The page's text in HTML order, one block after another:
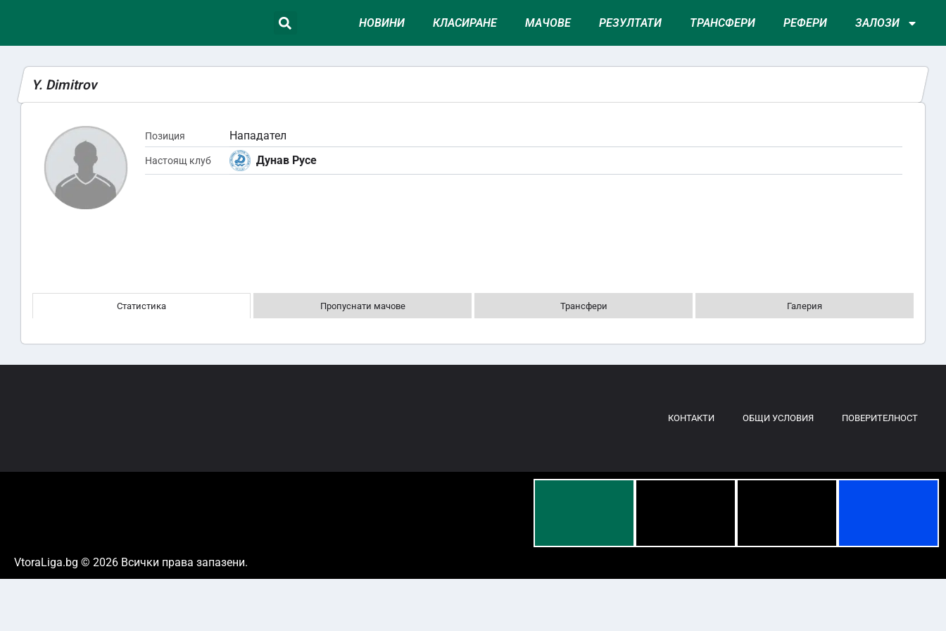
НОВИНИ КЛАСИРАНЕ МАЧОВЕ РЕЗУЛТАТИ ТРАНСФЕРИ РЕФЕРИ ЗАЛОЗИ
Y. Dimitrov
Позиция Нападател
Настоящ клуб Дунав Русе
Статистика Пропуснати мачове Трансфери Галерия
КОНТАКТИ ОБЩИ УСЛОВИЯ ПОВЕРИТЕЛНОСТ
VtoraLiga.bg © 2026 Всички права запазени.